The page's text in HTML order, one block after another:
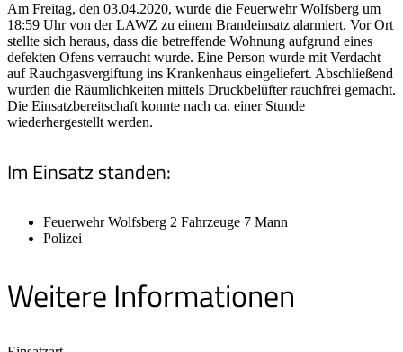
Am Freitag, den 03.04.2020, wurde die Feuerwehr Wolfsberg um
18:59 Uhr von der LAWZ zu einem Brandeinsatz alarmiert. Vor Ort
stellte sich heraus, dass die betreffende Wohnung aufgrund eines
defekten Ofens verraucht wurde. Eine Person wurde mit Verdacht
auf Rauchgasvergiftung ins Krankenhaus eingeliefert. Abschließend
wurden die Räumlichkeiten mittels Druckbelüfter rauchfrei gemacht.
Die Einsatzbereitschaft konnte nach ca. einer Stunde
wiederhergestellt werden.
Im Einsatz standen:
Feuerwehr Wolfsberg 2 Fahrzeuge 7 Mann
Polizei
Weitere Informationen